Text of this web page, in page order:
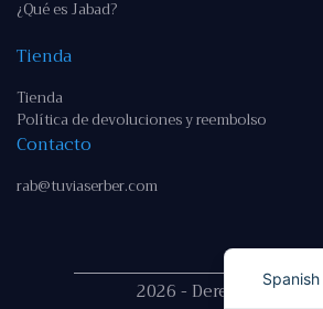
¿Qué es Jabad?
Tienda
Tienda
Política de devoluciones y reembolso
Contacto
rab@tuviaserber.com
2026 - Derechos Spanish